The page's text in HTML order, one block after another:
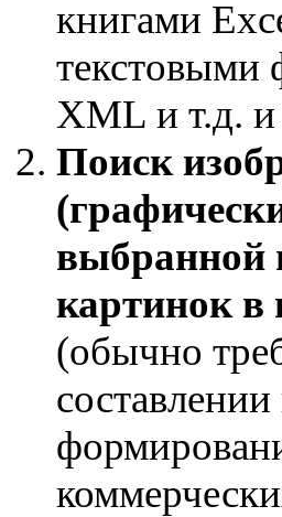
книгами
текстовыми
XML и т.д. и
Поиск
выбранной
картинок
(обычно
составлении